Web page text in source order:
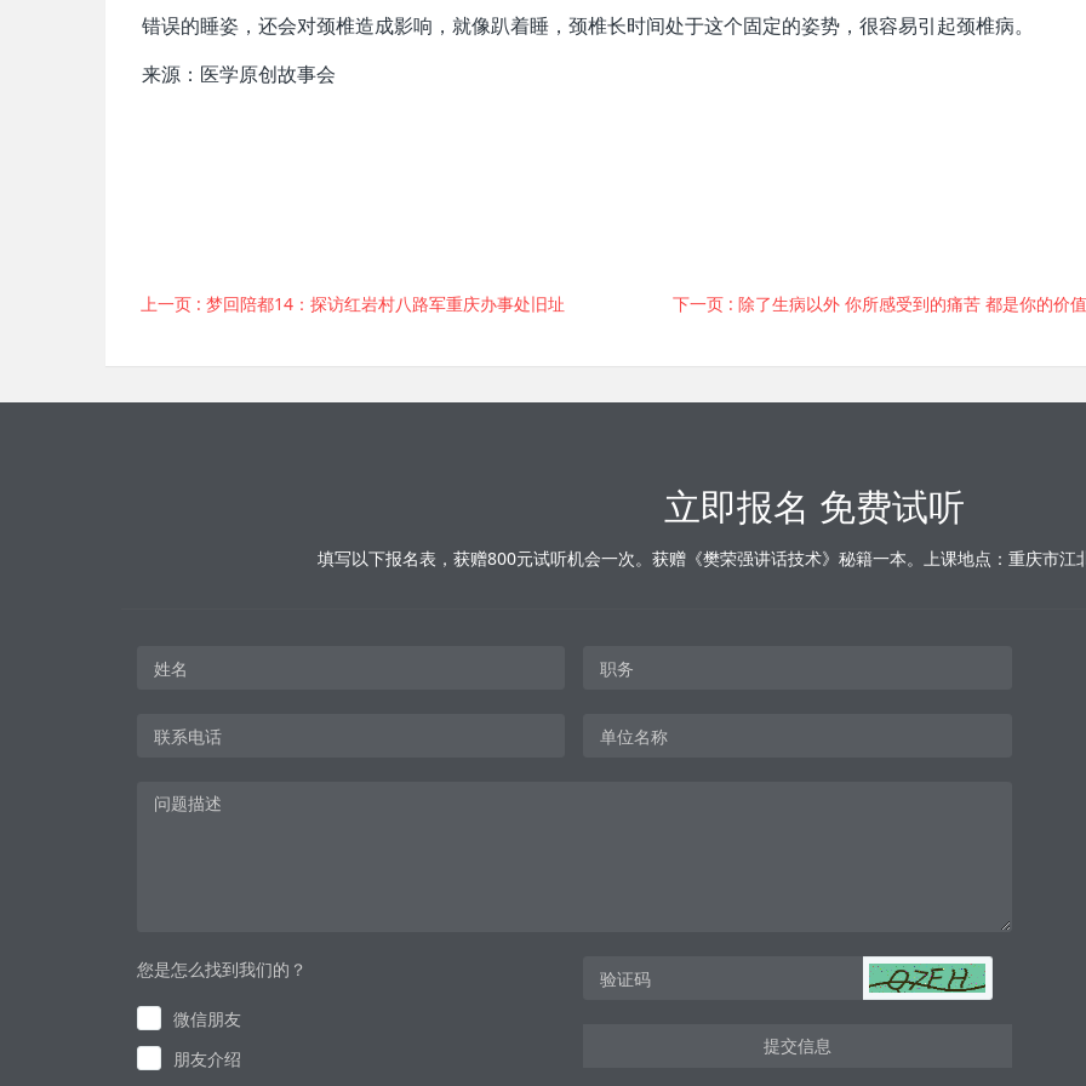
错误的睡姿，还会对颈椎造成影响，就像趴着睡，颈椎长时间处于这个固定的姿势，很容易引起颈椎病。
来源：医学原创故事会
上一页 : 梦回陪都14：探访红岩村八路军重庆办事处旧址 下一页 : 除了生病以外 你所感受到的痛苦 都是你的价值观带给
立即报名 免费试听
填写以下报名表，获赠800元试听机会一次。获赠《樊荣强讲话技术》秘籍一本。上课地点：重庆市
您是怎么找到我们的？
微信朋友
朋友介绍
提交信息